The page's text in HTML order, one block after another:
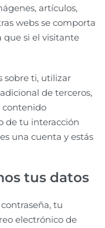
artículos,
webs se comporta
si el visitante
sobre ti, utilizar
de terceros,
contenido
de tu interacción
una cuenta y estás
tus datos
tu
electrónico de